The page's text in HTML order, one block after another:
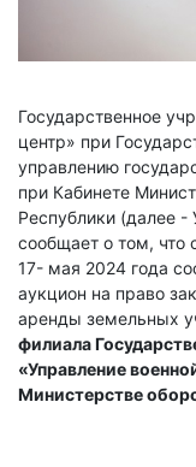
Государственное
центр» при
управлению
при Кабинете
Республики (далее -
сообщает о том, что
17- мая 2024 года
аукцион на право
аренды земельных
филиала
«Управление
Министерстве